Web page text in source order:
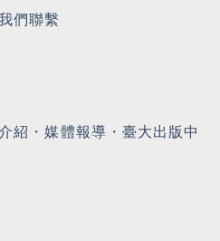
們聯繫
紹 ・媒體報導 ・ 臺大出版中